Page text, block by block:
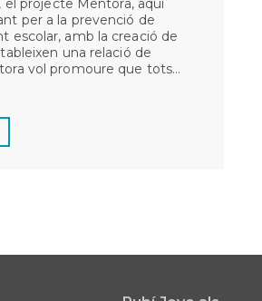
el projecte Mentora, aquí
per a la prevenció de
escolar, amb la creació de
una relació de
vol promoure que tots…